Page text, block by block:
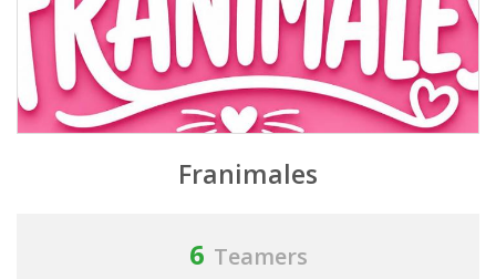
Franimales
6 Teamers